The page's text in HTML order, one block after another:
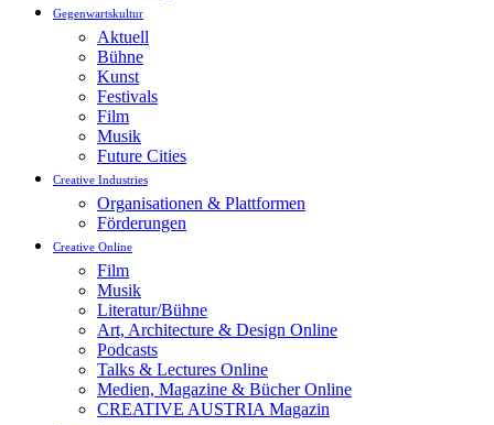
Gegenwartskultur
Aktuell
Bühne
Kunst
Festivals
Film
Musik
Future Cities
Creative Industries
Organisationen & Plattformen
Förderungen
Creative Online
Film
Musik
Literatur/Bühne
Art, Architecture & Design Online
Podcasts
Talks & Lectures Online
Medien, Magazine & Bücher Online
CREATIVE AUSTRIA Magazin